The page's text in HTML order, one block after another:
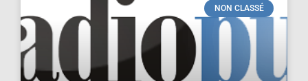
NON CLASSÉ